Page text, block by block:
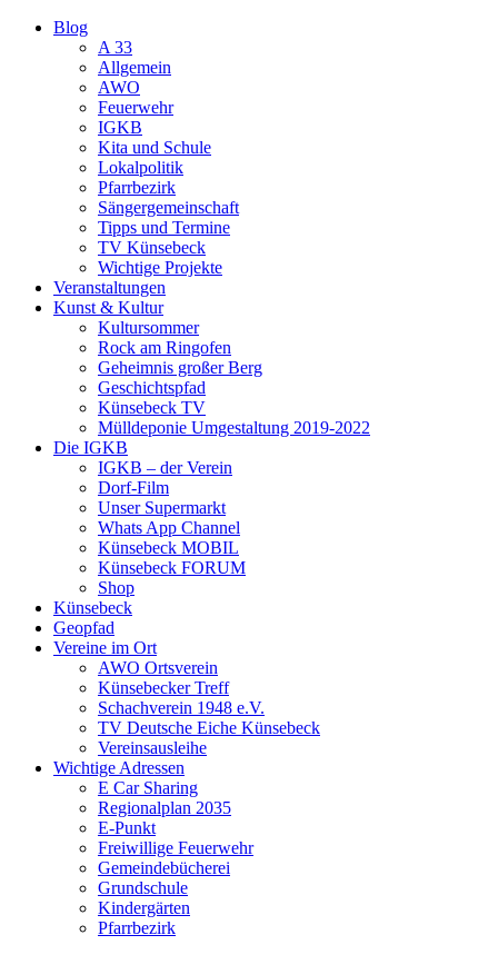
Blog
A 33
Allgemein
AWO
Feuerwehr
IGKB
Kita und Schule
Lokalpolitik
Pfarrbezirk
Sängergemeinschaft
Tipps und Termine
TV Künsebeck
Wichtige Projekte
Veranstaltungen
Kunst & Kultur
Kultursommer
Rock am Ringofen
Geheimnis großer Berg
Geschichtspfad
Künsebeck TV
Mülldeponie Umgestaltung 2019-2022
Die IGKB
IGKB – der Verein
Dorf-Film
Unser Supermarkt
Whats App Channel
Künsebeck MOBIL
Künsebeck FORUM
Shop
Künsebeck
Geopfad
Vereine im Ort
AWO Ortsverein
Künsebecker Treff
Schachverein 1948 e.V.
TV Deutsche Eiche Künsebeck
Vereinsausleihe
Wichtige Adressen
E Car Sharing
Regionalplan 2035
E-Punkt
Freiwillige Feuerwehr
Gemeindebücherei
Grundschule
Kindergärten
Pfarrbezirk